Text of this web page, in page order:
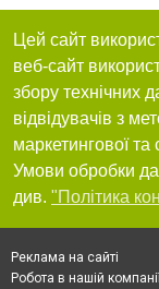
Цей сайт
веб-сайт
збору технічних
відвідувачів з
маркетингової та
Умови обробки
див. "Політика
Реклама на сайті
Робота в нашій